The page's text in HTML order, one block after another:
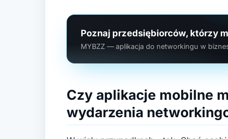
Poznaj przedsiębiorców, którzy
MYBZZ — aplikacja do networkingu w
Czy aplikacje mobilne
wydarzenia